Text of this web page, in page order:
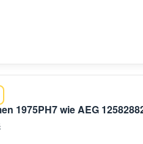
1975PH7 wie AEG